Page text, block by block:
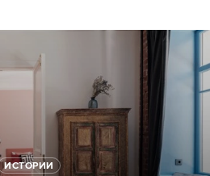
ИСТОРИИ